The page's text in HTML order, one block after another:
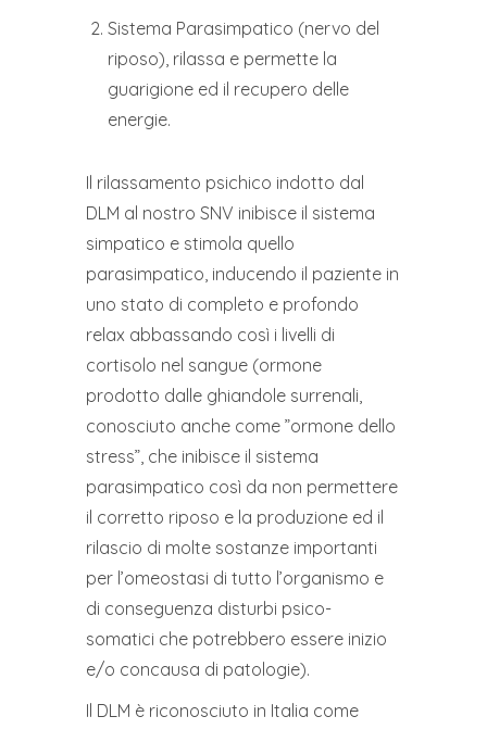
Sistema Parasimpatico (nervo del
riposo), rilassa e permette la
guarigione ed il recupero delle
energie.
Il rilassamento psichico indotto dal
DLM al nostro SNV inibisce il sistema
simpatico e stimola quello
parasimpatico, inducendo il paziente in
uno stato di completo e profondo
relax abbassando così i livelli di
cortisolo nel sangue (ormone
prodotto dalle ghiandole surrenali,
conosciuto anche come ”ormone dello
stress”, che inibisce il sistema
parasimpatico così da non permettere
il corretto riposo e la produzione ed il
rilascio di molte sostanze importanti
per l’omeostasi di tutto l’organismo e
di conseguenza disturbi psico-
somatici che potrebbero essere inizio
e/o concausa di patologie).
Il DLM è riconosciuto in Italia come